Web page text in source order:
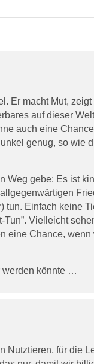
Er macht Mut,
auf dieser
auch eine
genug, so wie
Weg gebe: Es ist
tun. Einfach keine
Tun”. Vielleicht
eine Chance, wenn
werden könnte …
Nutztieren, für die